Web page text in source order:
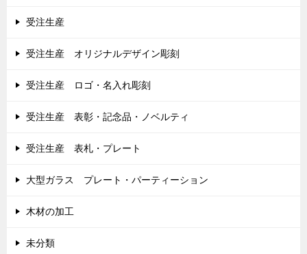
受注生産
受注生産 オリジナルデザイン彫刻
受注生産 ロゴ・名入れ彫刻
受注生産 表彰・記念品・ノベルティ
受注生産 表札・プレート
大型ガラス プレート・パーティーション
木材の加工
未分類